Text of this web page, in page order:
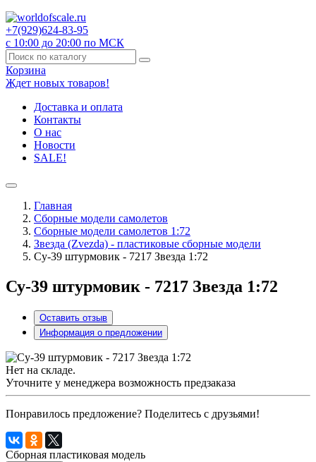
+7(929)624-83-95
с 10:00 до 20:00 по МСК
Корзина
Ждет новых товаров!
Доставка и оплата
Контакты
О нас
Новости
SALE!
Главная
Сборные модели самолетов
Сборные модели самолетов 1:72
Звезда (Zvezda) - пластиковые сборные модели
Су-39 штурмовик - 7217 Звезда 1:72
Су-39 штурмовик - 7217 Звезда 1:72
Оставить отзыв
Информация о предложении
Нет на складе.
Уточните у менеджера возможность предзаказа
Понравилось предложение? Поделитесь с друзьями!
Сборная пластиковая модель